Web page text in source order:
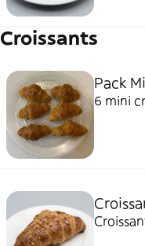
Croissants
Pack
6 mini